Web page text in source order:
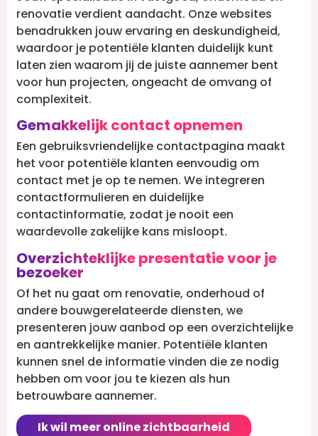
renovatie verdient aandacht. Onze websites
benadrukken jouw ervaring en deskundigheid,
waardoor je potentiële klanten duidelijk kunt
laten zien waarom jij de juiste aannemer bent
voor hun projecten, ongeacht de omvang of
complexiteit.
Gemakkelijk contact opnemen
Een gebruiksvriendelijke contactpagina maakt
het voor potentiële klanten eenvoudig om
contact met je op te nemen. We integreren
contactformulieren en duidelijke
contactinformatie, zodat je nooit een
waardevolle zakelijke kans misloopt.
Overzichteklijke presentatie voor je
bezoeker
Of het nu gaat om renovatie, onderhoud of
andere bouwgerelateerde diensten, we
presenteren jouw aanbod op een overzichtelijke
en aantrekkelijke manier. Potentiële klanten
kunnen snel de informatie vinden die ze nodig
hebben om voor jou te kiezen als hun
betrouwbare aannemer.
Ik wil meer online zichtbaarheid